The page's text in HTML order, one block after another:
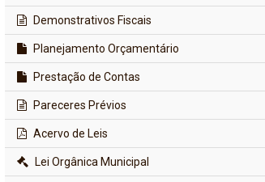
Demonstrativos Fiscais
Planejamento Orçamentário
Prestação de Contas
Pareceres Prévios
Acervo de Leis
Lei Orgânica Municipal